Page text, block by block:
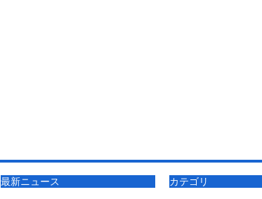
最新ニュース カテゴリ